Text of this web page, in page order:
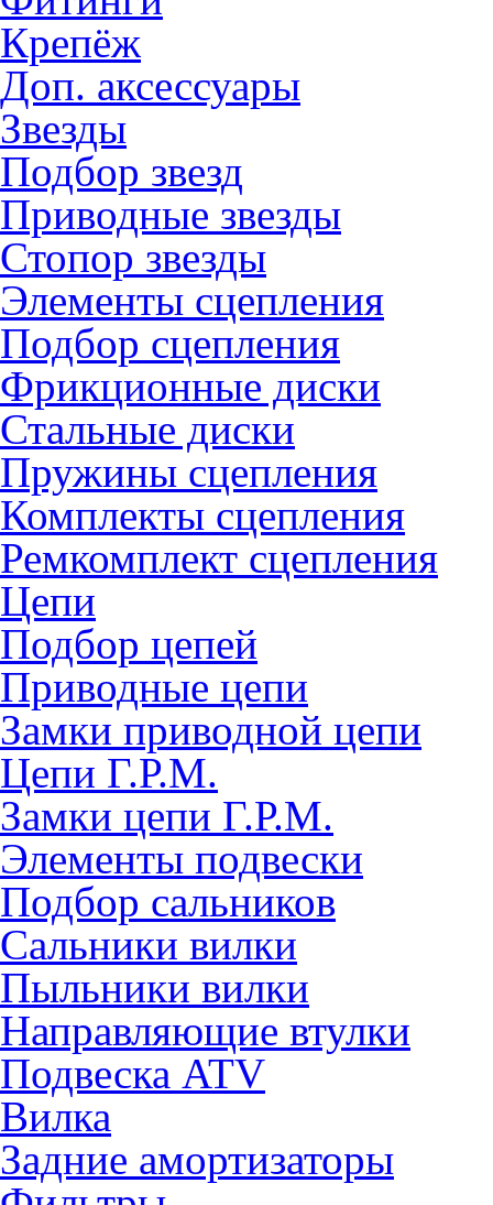
Крепёж
Доп. аксессуары
Звезды
Подбор звезд
Приводные звезды
Стопор звезды
Элементы сцепления
Подбор сцепления
Фрикционные диски
Стальные диски
Пружины сцепления
Комплекты сцепления
Ремкомплект сцепления
Цепи
Подбор цепей
Приводные цепи
Замки приводной цепи
Цепи Г.Р.М.
Замки цепи Г.Р.М.
Элементы подвески
Подбор сальников
Сальники вилки
Пыльники вилки
Направляющие втулки
Подвеска ATV
Вилка
Задние амортизаторы